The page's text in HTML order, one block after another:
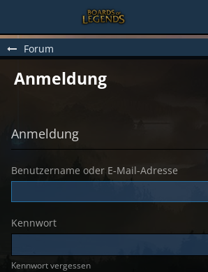
Forum
Anmeldung
Anmeldung
Benutzername oder E-Mail-Adresse
Kennwort
Kennwort vergessen